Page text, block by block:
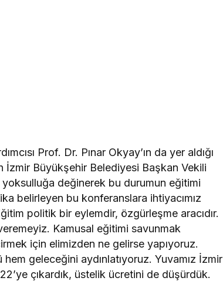
Prof. Dr. Pınar Okyay’ın da yer aldığı
İzmir Büyükşehir Belediyesi Başkan Vekili
yoksulluğa değinerek bu durumun eğitimi
belirleyen bu konferanslara ihtiyacımız
politik bir eylemdir, özgürleşme aracıdır.
Kamusal eğitimi savunmak
için elimizden ne gelirse yapıyoruz.
geleceğini aydınlatıyoruz. Yuvamız İzmir
çıkardık, üstelik ücretini de düşürdük.